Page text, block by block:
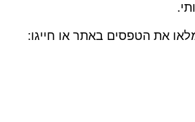
את הטפסים באתר או חייגו: